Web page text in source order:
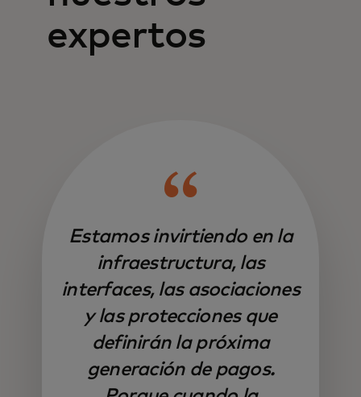
expertos
Estamos invirtiendo en la
infraestructura, las
interfaces, las asociaciones
y las protecciones que
definirán la próxima
generación de pagos.